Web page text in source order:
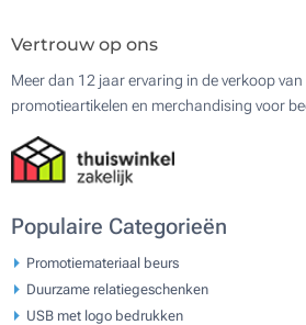
Vertrouw op ons
Meer dan 12 jaar ervaring in de verkoop
promotieartikelen en merchandising voor
Populaire Categorieën
Promotiemateriaal beurs
Duurzame relatiegeschenken
USB met logo bedrukken